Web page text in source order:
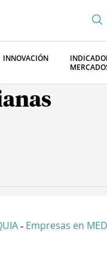
INNOVACIÓN
- Empresas en